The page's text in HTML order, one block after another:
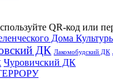
QR-код или
Дома
ДК Лакомобудский ДК
Чуровичский ДК